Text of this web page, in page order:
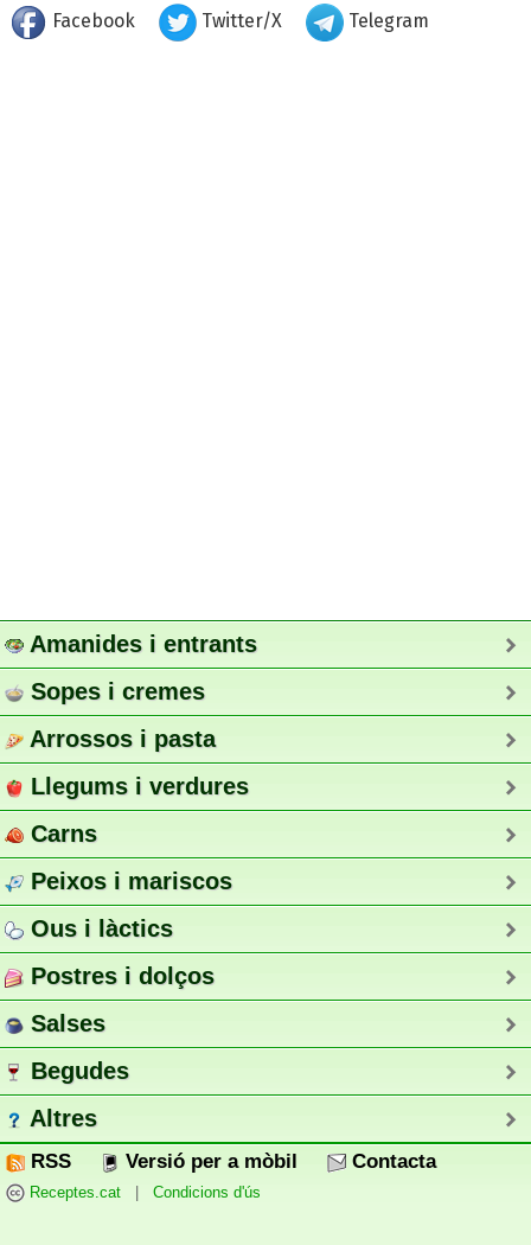
Facebook Twitter/X Telegram
Amanides i entrants
Sopes i cremes
Arrossos i pasta
Llegums i verdures
Carns
Peixos i mariscos
Ous i làctics
Postres i dolços
Salses
Begudes
Altres
RSS Versió per a mòbil Contacta
Receptes.cat Condicions d'ús